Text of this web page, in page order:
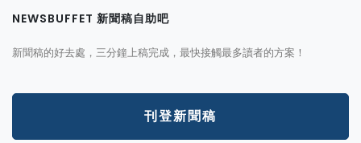
NEWSBUFFET 新聞稿自助吧
新聞稿的好去處，三分鐘上稿完成，最快接觸最多讀者的方案！
刊登新聞稿